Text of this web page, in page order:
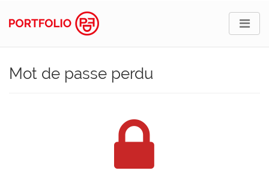
Mot de passe perdu